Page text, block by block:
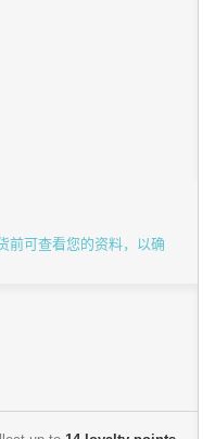
前可查看您的资料，以确